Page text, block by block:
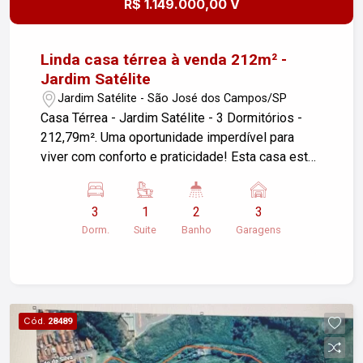
R$ 1.149.000,00 V
Linda casa térrea à venda 212m² -
Jardim Satélite
Jardim Satélite - São José dos Campos/SP
Casa Térrea - Jardim Satélite - 3 Dormitórios -
212,79m². Uma oportunidade imperdível para
viver com conforto e praticidade! Esta casa está
comércios, escolas, shoppings, supermercados,
lojas de conveniência, além de ter fácil acesso às
principais vias de acesso da cidade. Conheça um
banheira hidromassagem - Sala de estar e jantar
amplas - Cozinha com armários planejados - 2
Banheiros sendo um com chuveiro a gás - 1
3
Dorm.
1
Suite
2
Banho
3
Garagens
Cód. 28489